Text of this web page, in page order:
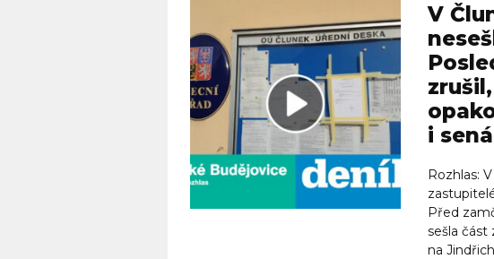
V
i
Rozhlas:
Před
sešla část
na